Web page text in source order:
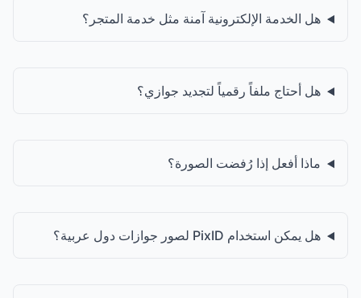
آمنة مثل خدمة المتجر؟
لتجديد جوازي؟
رُفضت الصورة؟